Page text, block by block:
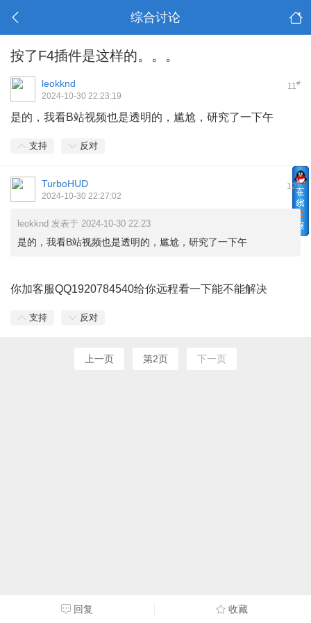
综合讨论
按了F4插件是这样的。。。
11#
leokknd
2024-10-30 22:23:19
是的，我看B站视频也是透明的，尴尬，研究了一下午
支持 反对
12#
TurboHUD
2024-10-30 22:27:02
leokknd 发表于 2024-10-30 22:23
是的，我看B站视频也是透明的，尴尬，研究了一下午
你加客服QQ1920784540给你远程看一下能不能解决
支持 反对
上一页 第2页 下一页
回复 收藏